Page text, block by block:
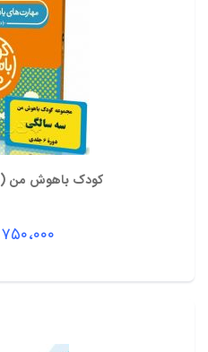
کودک باهوش من (3 سالگی- 6 جلد)
۷۵۰،۰۰۰